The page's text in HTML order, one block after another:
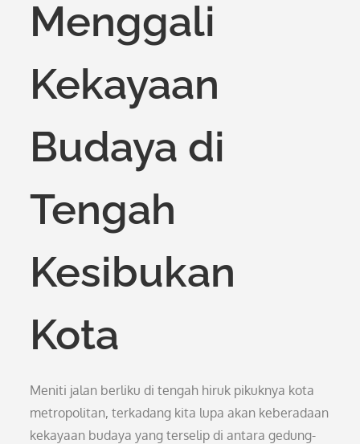
Menggali
Kekayaan
Budaya di
Tengah
Kesibukan
Kota
Meniti jalan berliku di tengah hiruk pikuknya kota
metropolitan, terkadang kita lupa akan keberadaan
kekayaan budaya yang terselip di antara gedung-